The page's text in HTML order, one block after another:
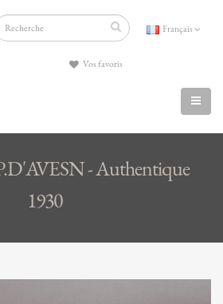
Français
Vos favoris
- Authentique
1930